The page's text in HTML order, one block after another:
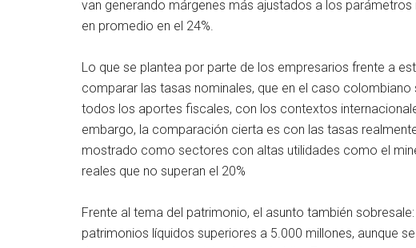
van generando márgenes más ajustados a los
en promedio en el 24%.
Lo que se plantea por parte de los empresarios frente a
comparar las tasas nominales, que en el caso
todos los aportes fiscales, con los contextos
embargo, la comparación cierta es con las tasas
mostrado como sectores con altas utilidades como el
reales que no superan el 20%
Frente al tema del patrimonio, el asunto también
patrimonios líquidos superiores a 5.000 millones, aunque